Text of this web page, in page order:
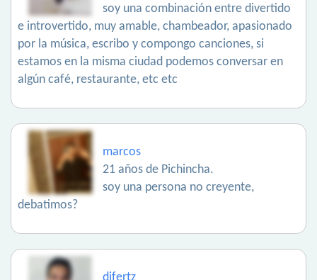
soy una combinación entre divertido
e introvertido, muy amable, chambeador, apasionado
por la música, escribo y compongo canciones, si
estamos en la misma ciudad podemos conversar en
algún café, restaurante, etc etc
marcos
21 años de Pichincha.
soy una persona no creyente,
debatimos?